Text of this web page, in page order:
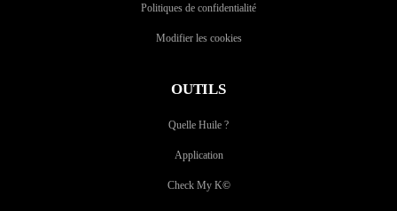
Politiques de confidentialité
Modifier les cookies
OUTILS
Quelle Huile ?
Application
Check My K©